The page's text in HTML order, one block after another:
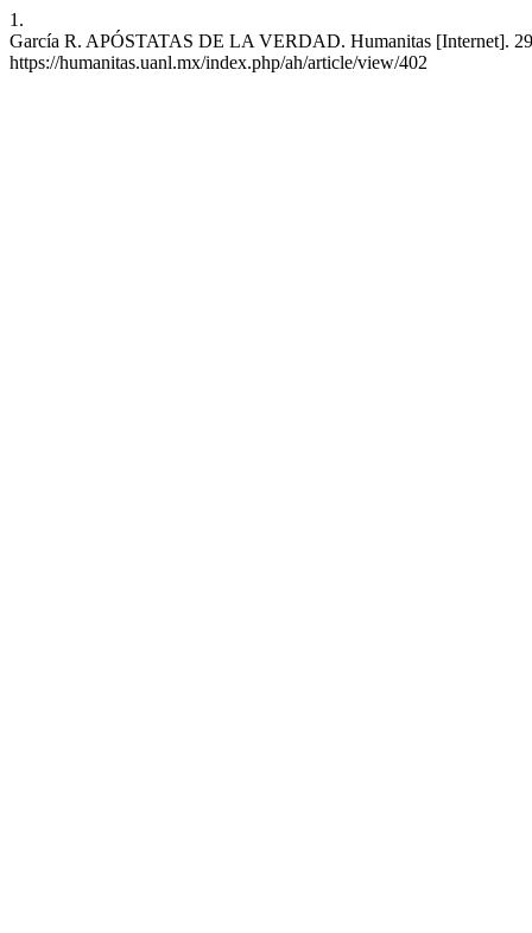
1.
García R. APÓSTATAS DE LA VERDAD. Humanitas [Internet].
https://humanitas.uanl.mx/index.php/ah/article/view/402